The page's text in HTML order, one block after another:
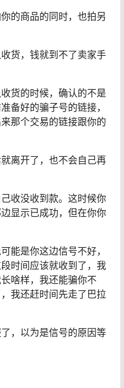
的商品的同时，也拍另
货，钱就到不了卖家手
货的时候，确认的不是
备好的骗子号的链接，
那个交易的链接跟你的
离开了，也不会自己再
收没收到款。这时候你
显示已成功，但在你你
能是你这边信号不好，
时间应该就收到了，我
啥样，我还能骗你不
我还赶时间先走了巴拉
，以为是信号的原因等